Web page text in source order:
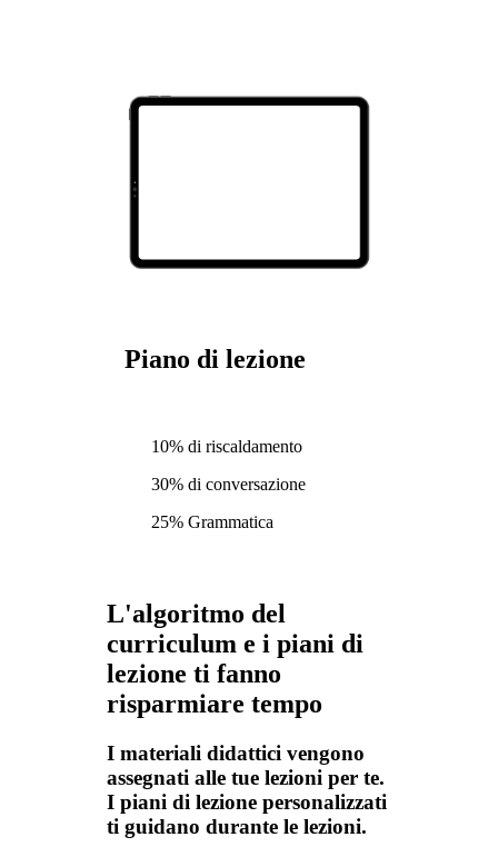
Piano di lezione
10% di riscaldamento
30% di conversazione
25% Grammatica
L'algoritmo del
curriculum e i piani di
lezione ti fanno
risparmiare tempo
I materiali didattici vengono
assegnati alle tue lezioni per te.
I piani di lezione personalizzati
ti guidano durante le lezioni.